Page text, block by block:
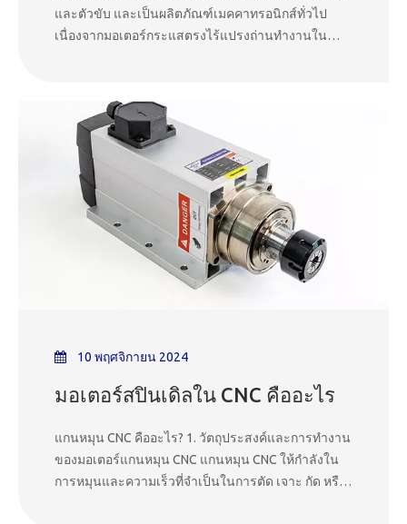
และตัวขับ และเป็นผลิตภัณฑ์เมคคาทรอนิกส์ทั่วไป
เนื่องจากมอเตอร์กระแสตรงไร้แปรงถ่านทำงานใน
โหลดหนักภายใต้ความเร็วความถี่แปรผันอีกครั้ง
10 พฤศจิกายน 2024
มอเตอร์สปินเดิลใน CNC คืออะไร
แกนหมุน CNC คืออะไร? 1. วัตถุประสงค์และการทำงาน
ของมอเตอร์แกนหมุน CNC แกนหมุน CNC ให้กำลังใน
การหมุนและความเร็วที่จำเป็นในการตัด เจาะ กัด หรือ